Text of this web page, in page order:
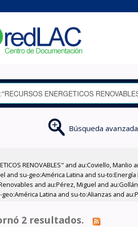
Búsqueda avanzada
RENOVABLES" and au:Coviello,
su-geo:América Latina and su-
and au:Pérez, Miguel and
Latina and su-to:Alianzas and
2 resultados.